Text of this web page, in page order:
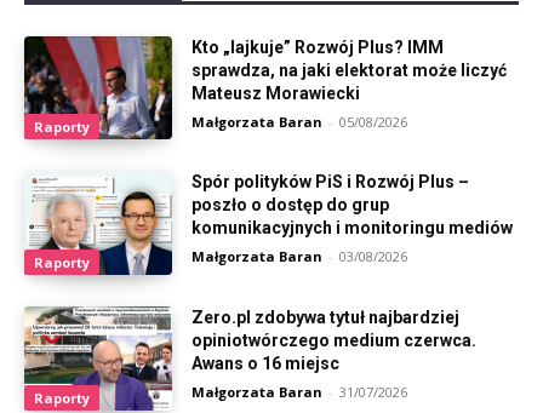
Raporty
Kto „lajkuje” Rozwój Plus? IMM
sprawdza, na jaki elektorat może liczyć
Mateusz Morawiecki
Małgorzata Baran - 05/08/2026
Raporty
Spór polityków PiS i Rozwój Plus –
poszło o dostęp do grup
komunikacyjnych i monitoringu mediów
Małgorzata Baran - 03/08/2026
Raporty
Zero.pl zdobywa tytuł najbardziej
opiniotwórczego medium czerwca.
Awans o 16 miejsc
Małgorzata Baran - 31/07/2026